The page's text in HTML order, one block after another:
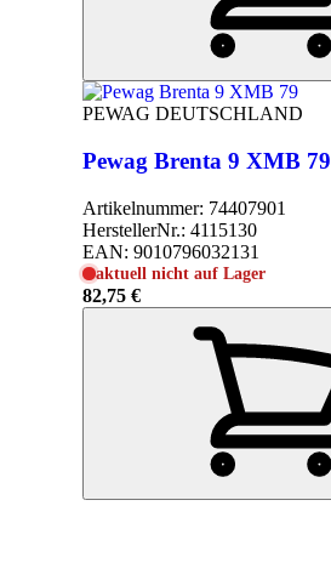
PEWAG DEUTSCHLAND
Pewag Brenta 9 XMB 79
Artikelnummer: 74407901
HerstellerNr.: 4115130
EAN: 9010796032131
aktuell nicht auf Lager
82,75 €